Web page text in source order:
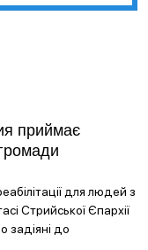
приймає
для людей з
Стрийської Єпархії
задіяні до